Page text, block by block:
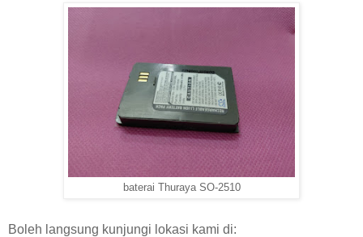
baterai Thuraya SO-2510
Boleh langsung kunjungi lokasi kami di: